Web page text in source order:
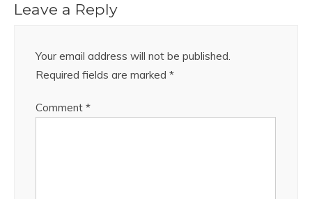
Leave a Reply
Your email address will not be published.
Required fields are marked *
Comment *